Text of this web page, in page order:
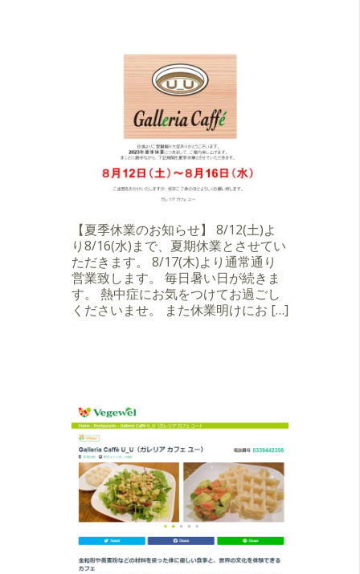
【夏季休業のお知らせ】 8/12(土)よ
り8/16(水)まで、夏期休業とさせてい
ただきます。 8/17(木)より通常通り
営業致します。 毎日暑い日が続きま
す。 熱中症にお気をつけてお過ごし
くださいませ。 また休業明けにお […]